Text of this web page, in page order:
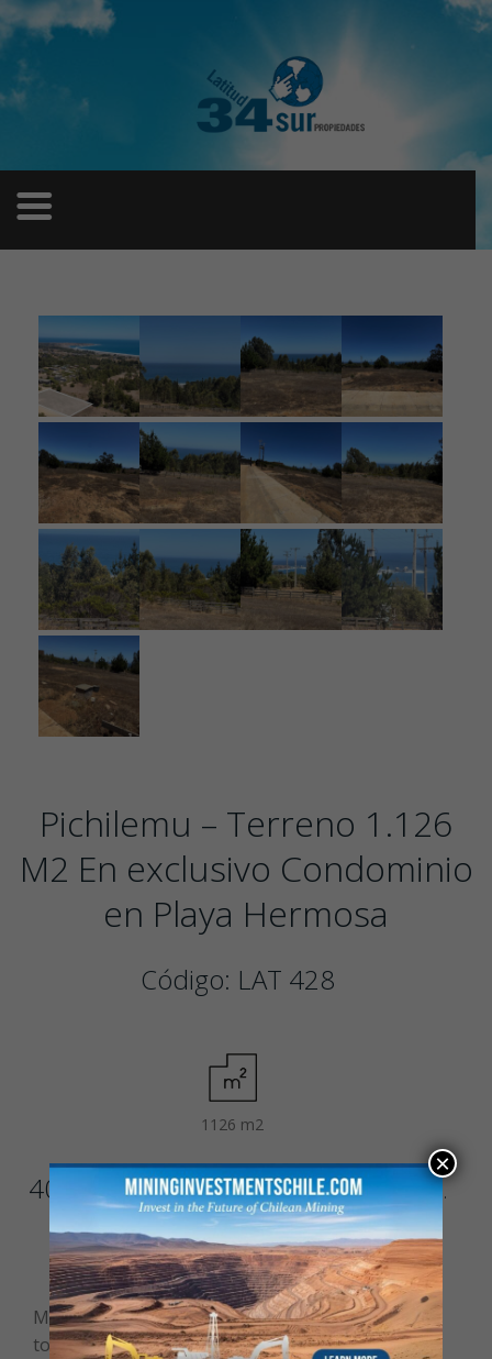
Pichilemu – Terreno 1.126
M2 En exclusivo Condominio
en Playa Hermosa
Código: LAT 428
1126 m2
4000 UFComisión de venta: 2% más IVA.
Magnifico terreno dentro de condominio
totalmente consolidado, con porton de acceso y
×